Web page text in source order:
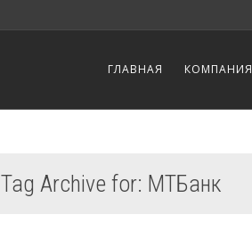
ГЛАВНАЯ КОМПАНИЯ
Tag Archive for: МТБанк